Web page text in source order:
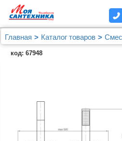
Главная Каталог товаров
Врезные на борт ванны
Смеситель Royal Bath LT501
код: 67948